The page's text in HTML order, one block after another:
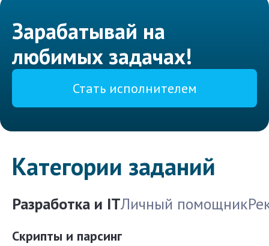
Зарабатывай на
любимых задачах!
Стать исполнителем
Категории заданий
Разработка и ITЛичный помощник
Скрипты и парсинг